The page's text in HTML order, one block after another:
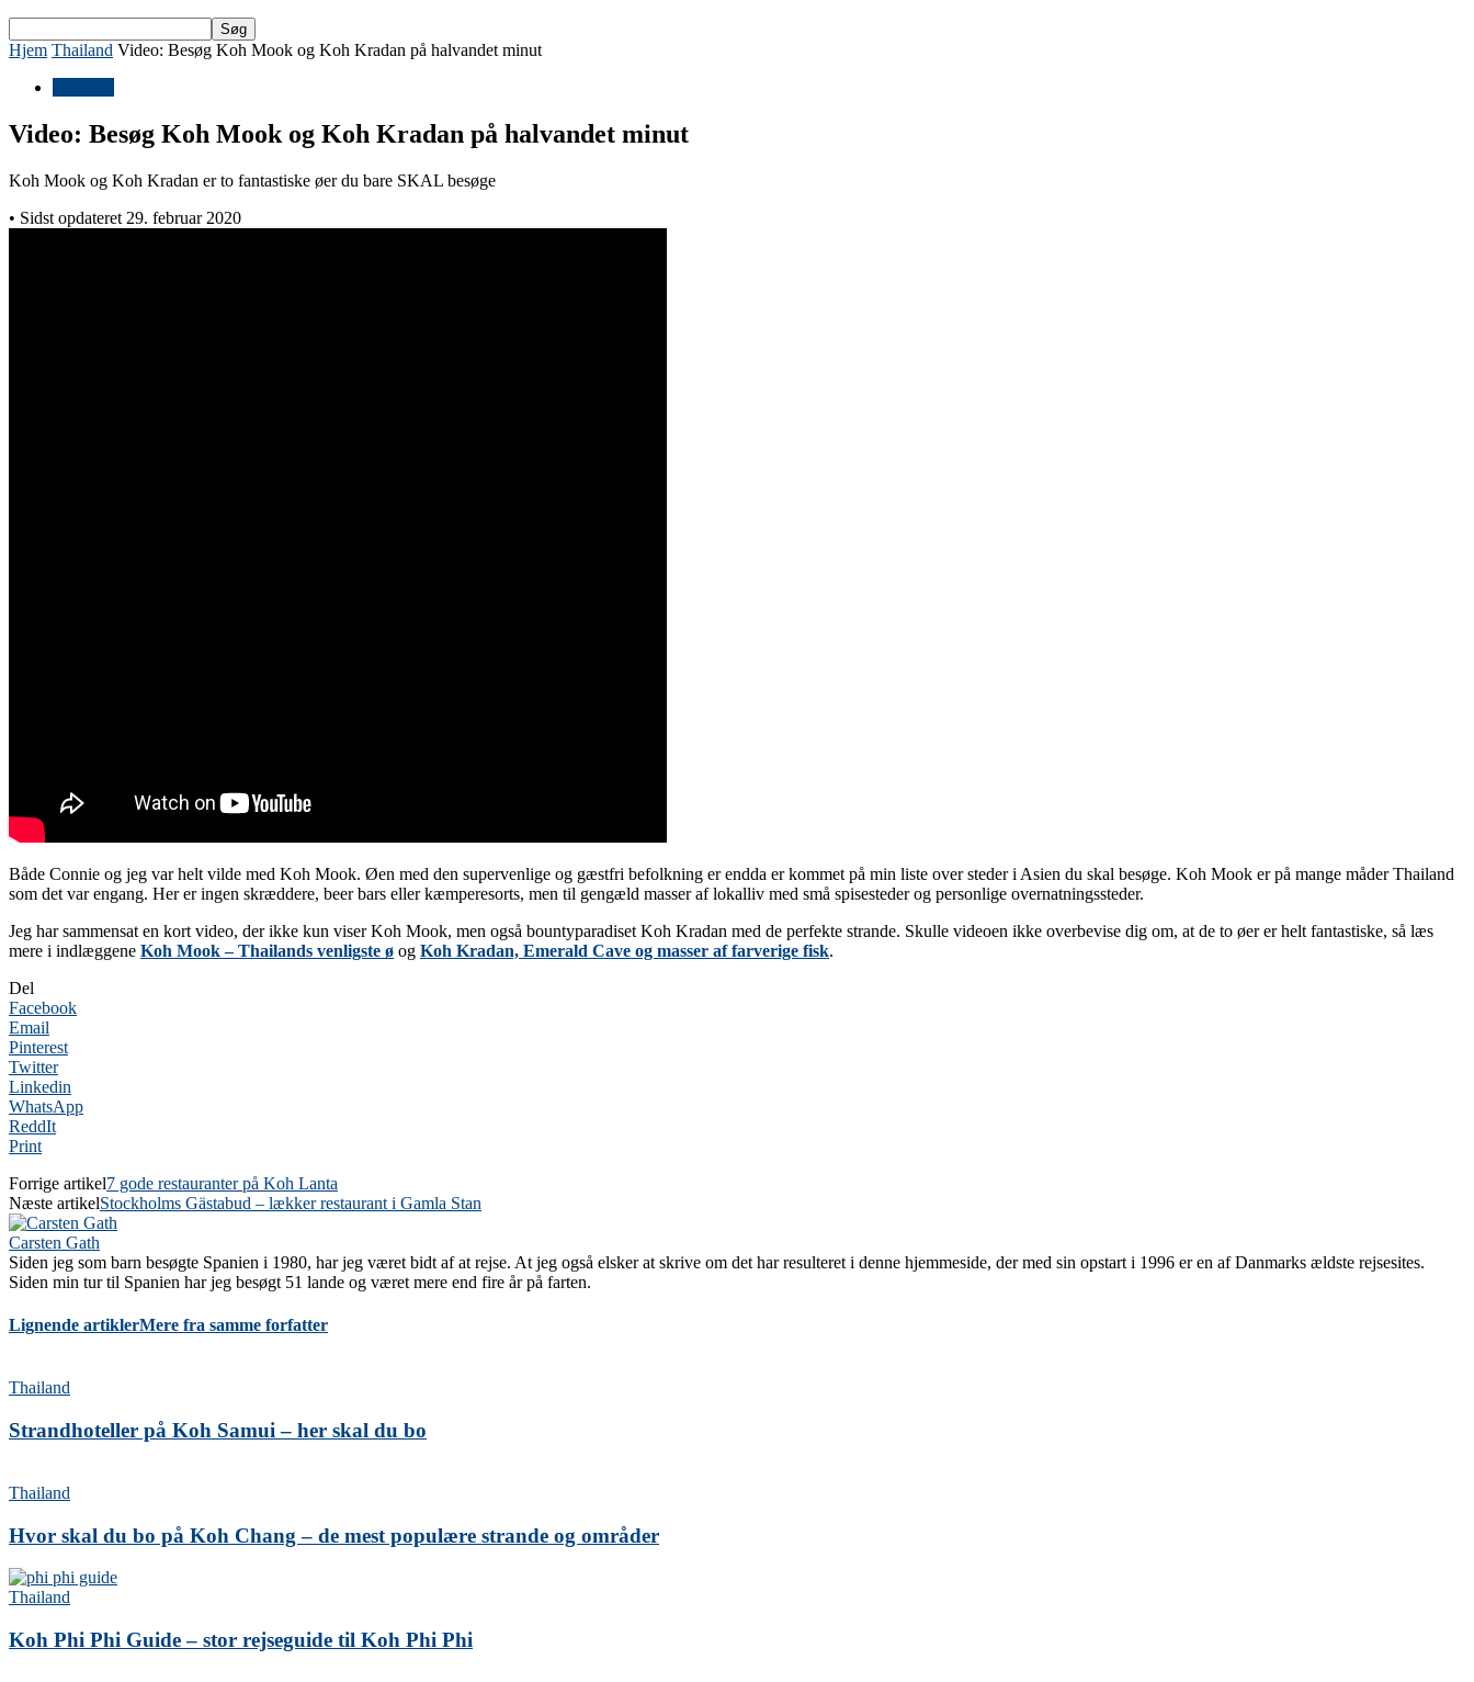
Hjem Thailand Video: Besøg Koh Mook og Koh Kradan på halvandet minut
Video: Besøg Koh Mook og Koh Kradan på halvandet minut
Koh Mook og Koh Kradan er to fantastiske øer du bare SKAL besøge
• Sidst opdateret 29. februar 2020
Både Connie og jeg var helt vilde med Koh Mook. Øen med den supervenlige og gæstfri befolkning er endda er kommet på min liste over steder i Asien du skal besøge. Koh Mook er på mange måder Thailand
som det var engang. Her er ingen skræddere, beer bars eller kæmperesorts, men til gengæld masser af lokalliv med små spisesteder og personlige overnatningssteder.
Jeg har sammensat en kort video, der ikke kun viser Koh Mook, men også bountyparadiset Koh Kradan med de perfekte strande. Skulle videoen ikke overbevise dig om, at de to øer er helt fantastiske, så læs
mere i indlæggene Koh Mook – Thailands venligste ø og Koh Kradan, Emerald Cave og masser af farverige fisk.
Del
Facebook
Email
Pinterest
Twitter
Linkedin
WhatsApp
ReddIt
Print
Forrige artikel7 gode restauranter på Koh Lanta
Næste artikelStockholms Gästabud – lækker restaurant i Gamla Stan
Carsten Gath
Siden jeg som barn besøgte Spanien i 1980, har jeg været bidt af at rejse. At jeg også elsker at skrive om det har resulteret i denne hjemmeside, der med sin opstart i 1996 er en af Danmarks ældste rejsesites.
Siden min tur til Spanien har jeg besøgt 51 lande og været mere end fire år på farten.
Lignende artiklerMere fra samme forfatter
Thailand
Strandhoteller på Koh Samui – her skal du bo
Thailand
Hvor skal du bo på Koh Chang – de mest populære strande og områder
Thailand
Koh Phi Phi Guide – stor rejseguide til Koh Phi Phi